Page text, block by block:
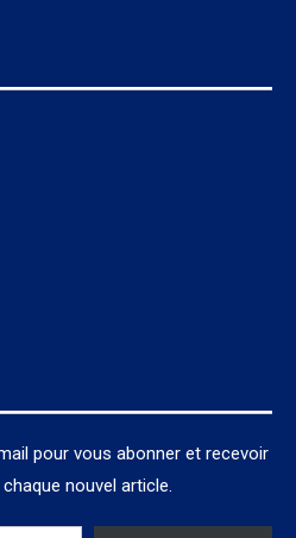
pour vous abonner et recevoir
nouvel article.